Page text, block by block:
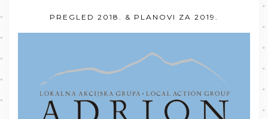
PREGLED 2018. & PLANOVI ZA 2019.